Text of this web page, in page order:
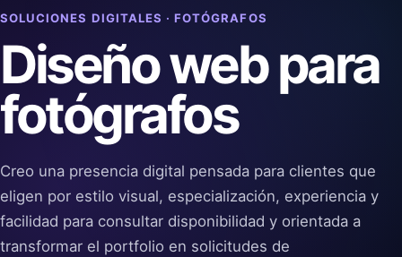
SOLUCIONES DIGITALES · FOTÓGRAFOS
Diseño web para
fotógrafos
Creo una presencia digital pensada para clientes que
eligen por estilo visual, especialización, experiencia y
facilidad para consultar disponibilidad y orientada a
transformar el portfolio en solicitudes de